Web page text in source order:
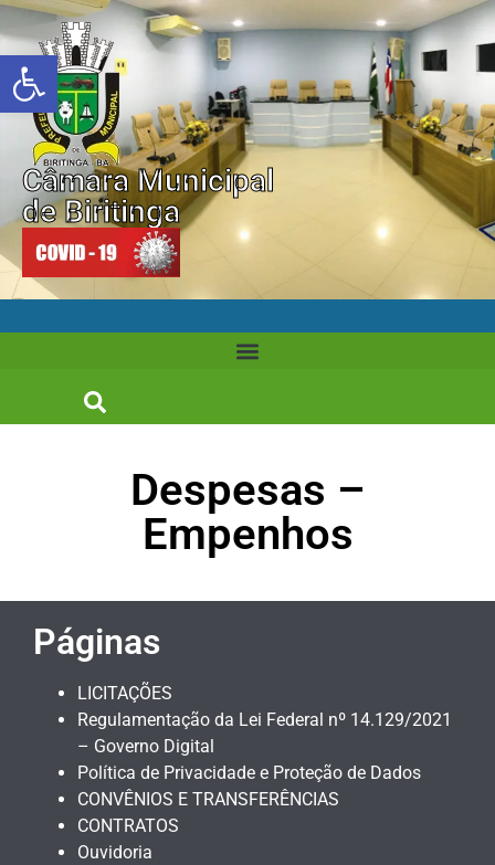
Câmara Municipal
de Biritinga
Despesas –
Empenhos
Páginas
LICITAÇÕES
Regulamentação da Lei Federal nº 14.129/2021
– Governo Digital
Política de Privacidade e Proteção de Dados
CONVÊNIOS E TRANSFERÊNCIAS
CONTRATOS
Ouvidoria
Abrir a barra de ferramentas